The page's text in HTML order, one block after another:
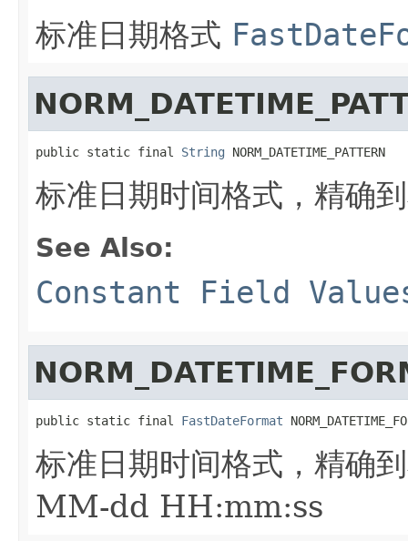
标准日期格式
public static final String NORM_DATETIME_PATTERN
标准日期时间格式，精
See Also:
Constant Field
public static final FastDateFormat
标准日期时间格式，精确
MM-dd HH:mm:ss